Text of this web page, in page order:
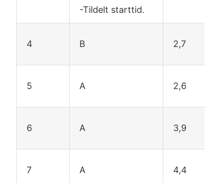
-Tildelt starttid.
4 B 2,7
5 A 2,6
6 A 3,9
7 A 4,4